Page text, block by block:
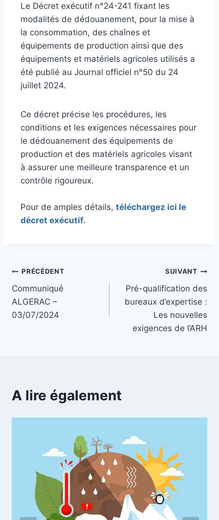
Le Décret exécutif n°24-241 fixant les
modalités de dédouanement, pour la mise à
la consommation, des chaînes et
équipements de production ainsi que des
équipements et matériels agricoles utilisés a
été publié au Journal officiel n°50 du 24
juillet 2024.
Ce décret précise les procédures, les
conditions et les exigences nécessaires pour
le dédouanement des équipements de
production et des matériels agricoles visant
à assurer une meilleure transparence et un
contrôle rigoureux.
Pour de amples détails, téléchargez ici le
décret exécutif.
PRÉCÉDENT
Communiqué
ALGERAC –
03/07/2024
SUIVANT
Pré-qualification des
bureaux d’expertise :
Les nouvelles
exigences de l’ARH
A lire également